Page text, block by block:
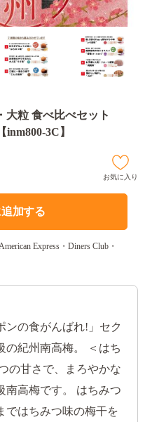
大粒 食べ比べセット
3C】
お気に入り
加する
Express・Diners Club・
ンの食がんばれ!」セク
の紀州南高梅。 ＜はち
の甘さで、まろやかな
南高梅です。 はちみつ
ではちみつ味の梅干を